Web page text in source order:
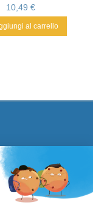
10,49 €
al carrello